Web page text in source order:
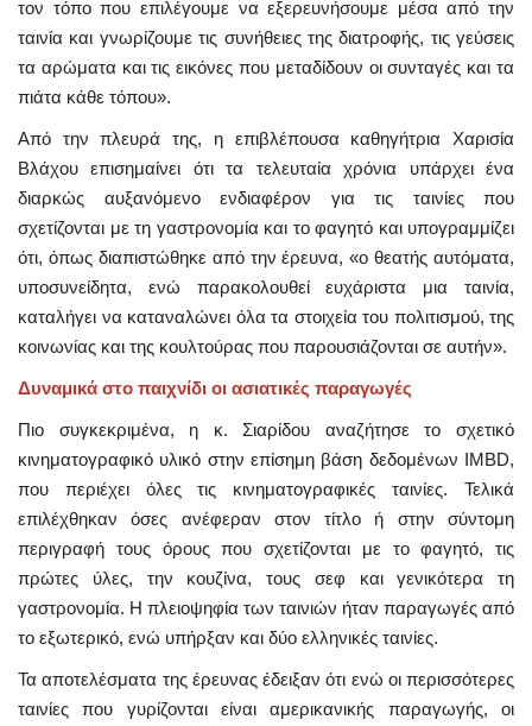
τον τόπο που επιλέγουμε να εξερευνήσουμε μέσα από την
ταινία και γνωρίζουμε τις συνήθειες της διατροφής, τις γεύσεις
τα αρώματα και τις εικόνες που μεταδίδουν οι συνταγές και τα
πιάτα κάθε τόπου».
Από την πλευρά της, η επιβλέπουσα καθηγήτρια Χαρισία
Βλάχου επισημαίνει ότι τα τελευταία χρόνια υπάρχει ένα
διαρκώς αυξανόμενο ενδιαφέρον για τις ταινίες που
σχετίζονται με τη γαστρονομία και το φαγητό και υπογραμμίζει
ότι, όπως διαπιστώθηκε από την έρευνα, «ο θεατής αυτόματα,
υποσυνείδητα, ενώ παρακολουθεί ευχάριστα μια ταινία,
καταλήγει να καταναλώνει όλα τα στοιχεία του πολιτισμού, της
κοινωνίας και της κουλτούρας που παρουσιάζονται σε αυτήν».
Δυναμικά στο παιχνίδι οι ασιατικές παραγωγές
Πιο συγκεκριμένα, η κ. Σιαρίδου αναζήτησε το σχετικό
κινηματογραφικό υλικό στην επίσημη βάση δεδομένων IMBD,
που περιέχει όλες τις κινηματογραφικές ταινίες. Τελικά
επιλέχθηκαν όσες ανέφεραν στον τίτλο ή στην σύντομη
περιγραφή τους όρους που σχετίζονται με το φαγητό, τις
πρώτες ύλες, την κουζίνα, τους σεφ και γενικότερα τη
γαστρονομία. Η πλειοψηφία των ταινιών ήταν παραγωγές από
το εξωτερικό, ενώ υπήρξαν και δύο ελληνικές ταινίες.
Τα αποτελέσματα της έρευνας έδειξαν ότι ενώ οι περισσότερες
ταινίες που γυρίζονται είναι αμερικανικής παραγωγής, οι